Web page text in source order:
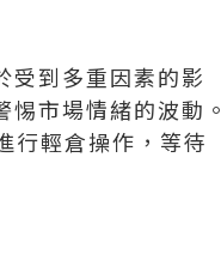
受到多重因素的影
市場情緒的波動。
行輕倉操作，等待